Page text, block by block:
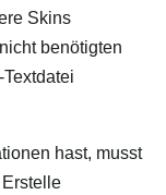
Skins
benötigten
hast, musst